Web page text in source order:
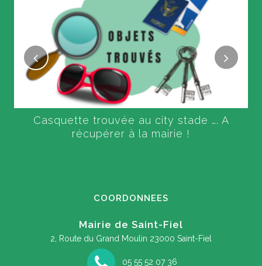
Casquette trouvée au city stade …. A
récupérer à la mairie !
COORDONNEES
Mairie de Saint-Fiel
2, Route du Grand Moulin 23000 Saint-Fiel
05 55 52 07 36